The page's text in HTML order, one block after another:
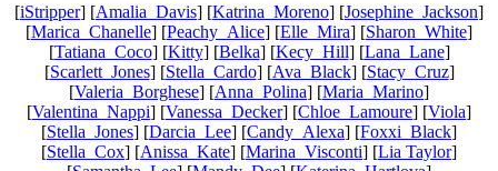
[iStripper] [Amalia_Davis] [Katrina_Moreno] [Josephine_Jackson]
[Marica_Chanelle] [Peachy_Alice] [Elle_Mira] [Sharon_White]
[Tatiana_Coco] [Kitty] [Belka] [Kecy_Hill] [Lana_Lane]
[Scarlett_Jones] [Stella_Cardo] [Ava_Black] [Stacy_Cruz]
[Valeria_Borghese] [Anna_Polina] [Maria_Marino]
[Valentina_Nappi] [Vanessa_Decker] [Chloe_Lamoure] [Viola]
[Stella_Jones] [Darcia_Lee] [Candy_Alexa] [Foxxi_Black]
[Stella_Cox] [Anissa_Kate] [Marina_Visconti] [Lia Taylor]